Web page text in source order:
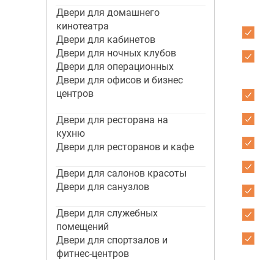
Двери для домашнего
кинотеатра
Двери для кабинетов
Двери для ночных клубов
Двери для операционных
Двери для офисов и бизнес
центров
Двери для ресторана на
кухню
Двери для ресторанов и кафе
Двери для салонов красоты
Двери для санузлов
Двери для служебных
помещений
Двери для спортзалов и
фитнес-центров